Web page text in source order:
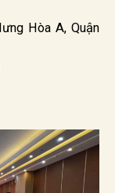
Hòa A, Quận